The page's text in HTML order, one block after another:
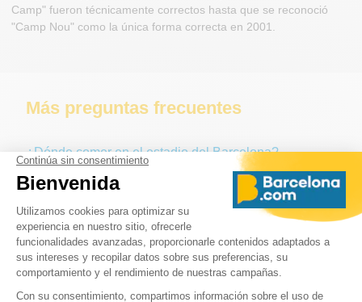
Camp" fueron técnicamente correctos hasta que se reconoció
"Camp Nou" como la única forma correcta en 2001.
Más preguntas frecuentes
¿Dónde comer en el estadio del Barcelona?
¿Dónde puedo aparcar en el Camp Nou?
¿A qué distancia está el Camp Nou del centro de la
ciudad?